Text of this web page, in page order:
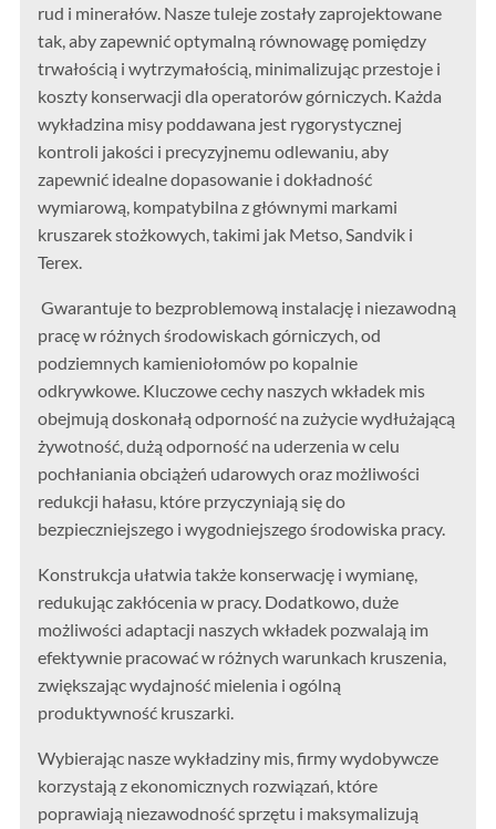
rud i minerałów. Nasze tuleje zostały zaprojektowane
tak, aby zapewnić optymalną równowagę pomiędzy
trwałością i wytrzymałością, minimalizując przestoje i
koszty konserwacji dla operatorów górniczych. Każda
wykładzina misy poddawana jest rygorystycznej
kontroli jakości i precyzyjnemu odlewaniu, aby
zapewnić idealne dopasowanie i dokładność
wymiarową, kompatybilna z głównymi markami
kruszarek stożkowych, takimi jak Metso, Sandvik i
Terex.
Gwarantuje to bezproblemową instalację i niezawodną
pracę w różnych środowiskach górniczych, od
podziemnych kamieniołomów po kopalnie
odkrywkowe. Kluczowe cechy naszych wkładek mis
obejmują doskonałą odporność na zużycie wydłużającą
żywotność, dużą odporność na uderzenia w celu
pochłaniania obciążeń udarowych oraz możliwości
redukcji hałasu, które przyczyniają się do
bezpieczniejszego i wygodniejszego środowiska pracy.
Konstrukcja ułatwia także konserwację i wymianę,
redukując zakłócenia w pracy. Dodatkowo, duże
możliwości adaptacji naszych wkładek pozwalają im
efektywnie pracować w różnych warunkach kruszenia,
zwiększając wydajność mielenia i ogólną
produktywność kruszarki.
Wybierając nasze wykładziny mis, firmy wydobywcze
korzystają z ekonomicznych rozwiązań, które
poprawiają niezawodność sprzętu i maksymalizują